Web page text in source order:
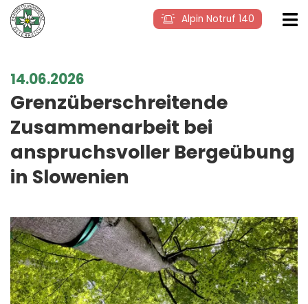
Alpin Notruf 140
14.06.2026
Grenzüberschreitende
Zusammenarbeit bei
anspruchsvoller Bergeübung
in Slowenien